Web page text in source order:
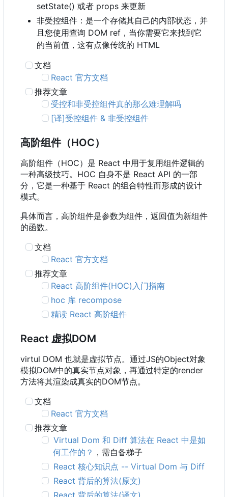
setState() 或者 props 来更新
非受控组件：是一个存储其自己的内部状态，并
且您使用查询 DOM ref ， 当你需要它来找到它
的当前值 ， 这有点像传统的 HTML
文档
React 官方文档
推荐文章
受控和非受控组件真的那么难理解吗
[译]受控组件 & 非受控组件
高阶组件（HOC）
高阶组件 （HOC） 是 React 中用于复用组件逻辑的
一种高级技巧。HOC 自身不是 React API 的一部
分，它是一种基于 React 的组合特性而形成的设计
模式。
具体而言，高阶组件是参数为组件，返回值为新组件
的函数。
文档
React 官方文档
推荐文章
React 高阶组件(HOC)入门指南
hoc 库 recompose
精读 React 高阶组件
React 虚拟DOM
virtul DOM 也就是虚拟节点。通过JS的Object对象
模拟DOM中的真实节点对象 ， 再通过特定的render
方法将其渲染成真实的DOM节点。
文档
React 官方文档
推荐文章
Virtual Dom 和 Diff 算法在 React 中是如
何工作的？ ，需自备梯子
React 核心知识点 -- Virtual Dom 与 Diff
React 背后的算法(原文)